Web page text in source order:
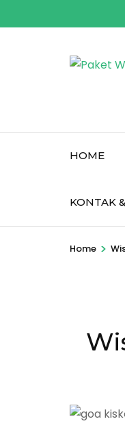
to
HOME
KONTAK
Home >